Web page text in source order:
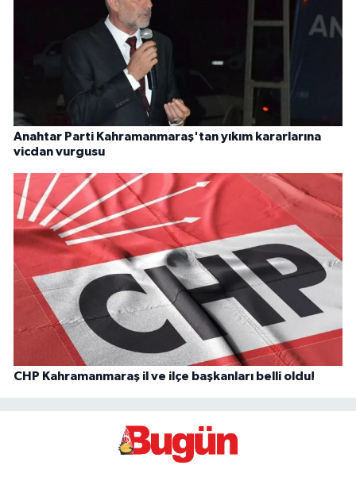
Anahtar Parti Kahramanmaraş'tan yıkım kararlarına
vicdan vurgusu
CHP Kahramanmaraş il ve ilçe başkanları belli oldu!